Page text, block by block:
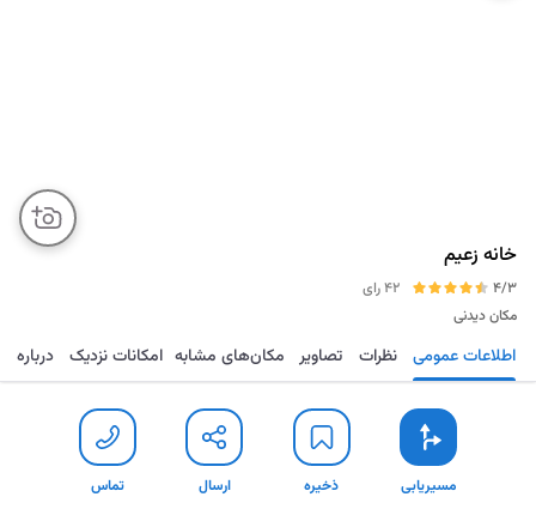
خانه زعیم
4/3
42 رای
مکان دیدنی
مسیریابی ذخیره ارسال تماس اطلاعات عمومی نظرات تصاویر مکان‌های مشابه امکانات نزدیک درباره
مسیریابی ذخیره ارسال تماس